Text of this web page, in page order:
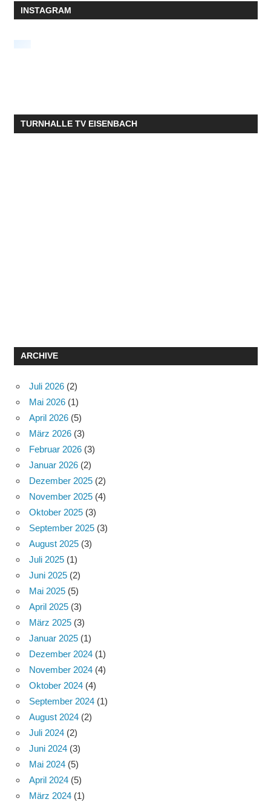
INSTAGRAM
TURNHALLE TV EISENBACH
ARCHIVE
Juli 2026 (2)
Mai 2026 (1)
April 2026 (5)
März 2026 (3)
Februar 2026 (3)
Januar 2026 (2)
Dezember 2025 (2)
November 2025 (4)
Oktober 2025 (3)
September 2025 (3)
August 2025 (3)
Juli 2025 (1)
Juni 2025 (2)
Mai 2025 (5)
April 2025 (3)
März 2025 (3)
Januar 2025 (1)
Dezember 2024 (1)
November 2024 (4)
Oktober 2024 (4)
September 2024 (1)
August 2024 (2)
Juli 2024 (2)
Juni 2024 (3)
Mai 2024 (5)
April 2024 (5)
März 2024 (1)